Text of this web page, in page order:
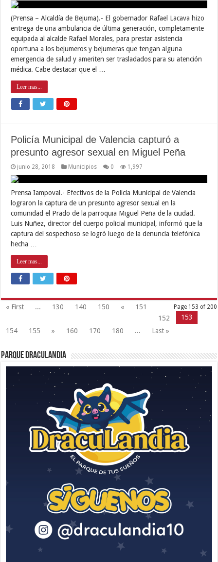
(Prensa – Alcaldía de Bejuma).- El gobernador Rafael Lacava hizo
entrega de una ambulancia de última generación, completamente
equipada al alcalde Rafael Morales, para prestar asistencia
oportuna a los bejumeros y bejumeras que tengan alguna
emergencia de salud y ameriten ser trasladados para su atención
médica. Cabe destacar que el …
Leer mas...
Policía Municipal de Valencia capturó a
presunto agresor sexual en Miguel Peña
junio 28, 2018 Municipios 0 1,997
Prensa Iampoval.- Efectivos de la Policía Municipal de Valencia
lograron la captura de un presunto agresor sexual en la
comunidad el Prado de la parroquia Miguel Peña de la ciudad.
Luis Nuñez, director del cuerpo policial municipal, informó que la
captura del sospechoso se logró luego de la denuncia telefónica
hecha …
Leer mas...
Page 153 of 200
« First ... 130 140 150 «
151
152
153
154
155 » 160 170 180 ... Last »
Parque Draculandia